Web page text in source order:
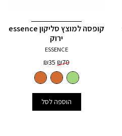
קופסה למוצץ סליקון essence
ירוק
ESSENCE
₪70
המחיר
המקורי
היה:
₪70.
₪35
הנוכחי
הוא:
₪35.
הוספה לסל